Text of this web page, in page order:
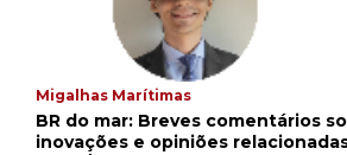
Migalhas Marítimas
BR do mar: Breves comentários
inovações e opiniões